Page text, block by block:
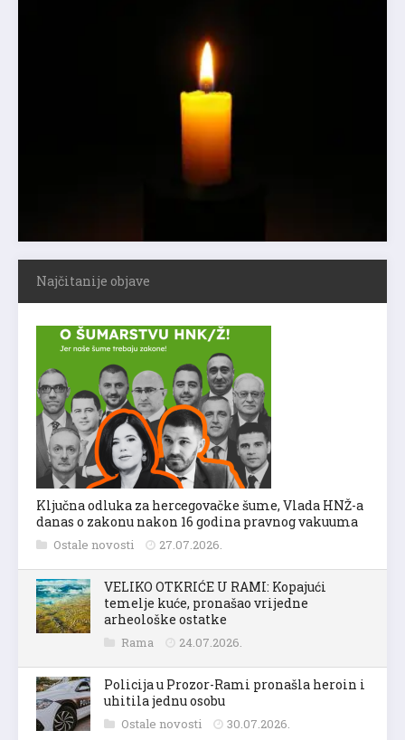
Najčitanije objave
Ključna odluka za hercegovačke šume, Vlada HNŽ-a
danas o zakonu nakon 16 godina pravnog vakuuma
Ostale novosti 27.07.2026.
VELIKO OTKRIĆE U RAMI: Kopajući
temelje kuće, pronašao vrijedne
arheološke ostatke
Rama 24.07.2026.
Policija u Prozor-Rami pronašla heroin i
uhitila jednu osobu
Ostale novosti 30.07.2026.